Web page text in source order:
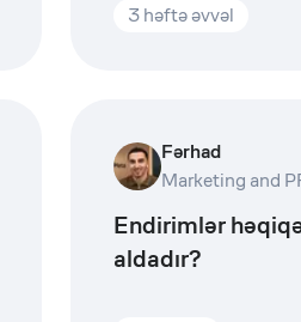
3 həftə əvvəl
Fərhad
Endirimlər
aldadır?